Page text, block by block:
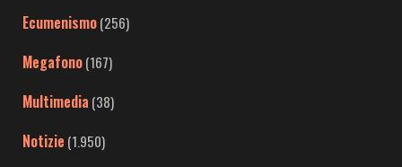
Ecumenismo(256)
Megafono(167)
Multimedia (38)
Notizie (1.950)